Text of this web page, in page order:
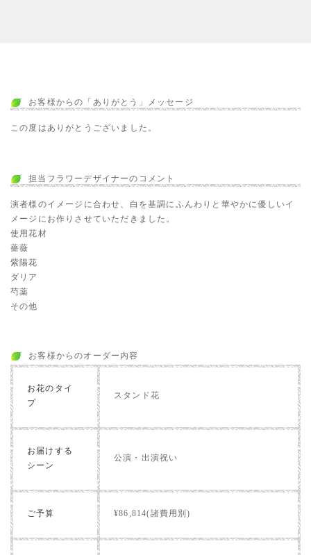
お客様からの「ありがとう」メッセージ
この度はありがとうございました。
担当フラワーデザイナーのコメント
演者様のイメージに合わせ、白を基調にふんわりと華やかに優しいイ
メージにお作りさせていただきました。
使用花材
薔薇
紫陽花
ダリア
芍薬
その他
お客様からのオーダー内容
お花のタイ
プ
スタンド花
お届けする
シーン
公演・出演祝い
ご予算 ¥86,814(諸費用別)